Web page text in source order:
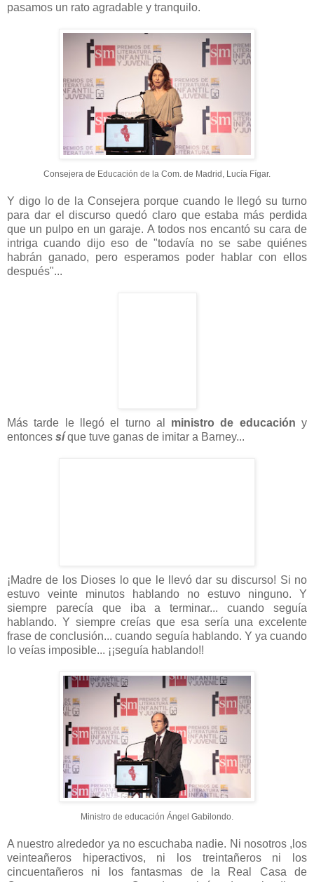
pasamos un rato agradable y tranquilo.
Consejera de Educación de la Com. de Madrid, Lucía Fígar.
Y digo lo de la Consejera porque cuando le llegó su turno
para dar el discurso quedó claro que estaba más perdida
que un pulpo en un garaje. A todos nos encantó su cara de
intriga cuando dijo eso de "todavía no se sabe quiénes
habrán ganado, pero esperamos poder hablar con ellos
después"...
Más tarde le llegó el turno al ministro de educación y
entonces síque tuve ganas de imitar a Barney...
¡Madre de los Dioses lo que le llevó dar su discurso! Si no
estuvo veinte minutos hablando no estuvo ninguno. Y
siempre parecía que iba a terminar... cuando seguía
hablando. Y siempre creías que esa sería una excelente
frase de conclusión... cuando seguía hablando. Y ya cuando
lo veías imposible... ¡¡seguía hablando!!
Ministro de educación Ángel Gabilondo.
A nuestro alrededor ya no escuchaba nadie. Ni nosotros ,los
veinteañeros hiperactivos, ni los treintañeros ni los
cincuentañeros ni los fantasmas de la Real Casa de